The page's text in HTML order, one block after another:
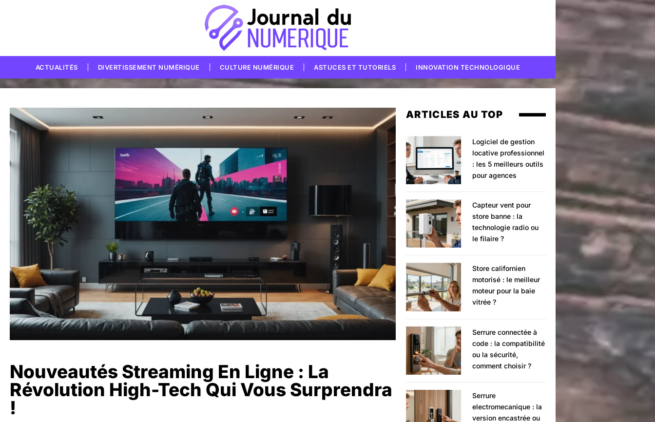
ACTUALITÉS DIVERTISSEMENT NUMÉRIQUE CULTURE NUMÉRIQUE ASTUCES ET TUTORIELS INNOVATION TECHNOLOGIQUE
Nouveautés Streaming En Ligne : La
Révolution High-Tech Qui Vous Surprendra
!
ARTICLES AU TOP
Logiciel de gestion
locative professionnel
: les 5 meilleurs outils
pour agences
Capteur vent pour
store banne : la
technologie radio ou
le filaire ?
Store californien
motorisé : le meilleur
moteur pour la baie
vitrée ?
Serrure connectée à
code : la compatibilité
ou la sécurité,
comment choisir ?
Serrure
electromecanique : la
version encastrée ou